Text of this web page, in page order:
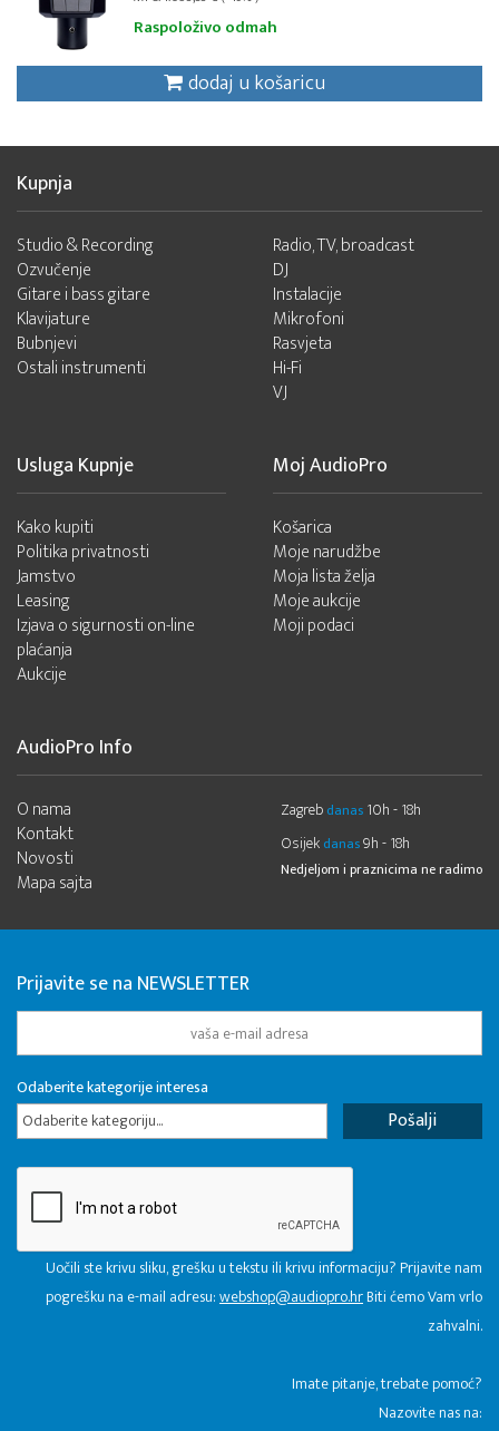
Raspoloživo odmah
dodaj u košaricu
Kupnja
Studio & Recording
Ozvučenje
Gitare i bass gitare
Klavijature
Bubnjevi
Ostali instrumenti
Radio, TV, broadcast
DJ
Instalacije
Mikrofoni
Rasvjeta
Hi-Fi
VJ
Usluga Kupnje
Kako kupiti
Politika privatnosti
Jamstvo
Leasing
Izjava o sigurnosti on-line
plaćanja
Aukcije
Moj AudioPro
Košarica
Moje narudžbe
Moja lista želja
Moje aukcije
Moji podaci
AudioPro Info
O nama
Kontakt
Novosti
Mapa sajta
Zagreb danas 10h - 18h
Osijek danas9h - 18h
Nedjeljom i praznicima ne radimo
Prijavite se na NEWSLETTER
Odaberite kategorije interesa
Odaberite kategoriju...
Uočili ste krivu sliku, grešku u tekstu ili krivu informaciju? Prijavite nam
pogrešku na e-mail adresu:webshop@audiopro.hrBiti ćemo Vam vrlo
zahvalni.
​Imate pitanje, trebate pomoć?
Nazovite nas na: